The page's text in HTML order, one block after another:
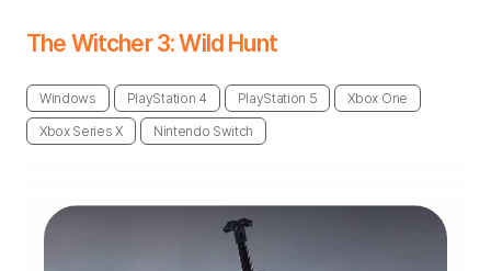
The Witcher 3: Wild Hunt
Windows PlayStation 4 PlayStation 5 Xbox One
Xbox Series X Nintendo Switch